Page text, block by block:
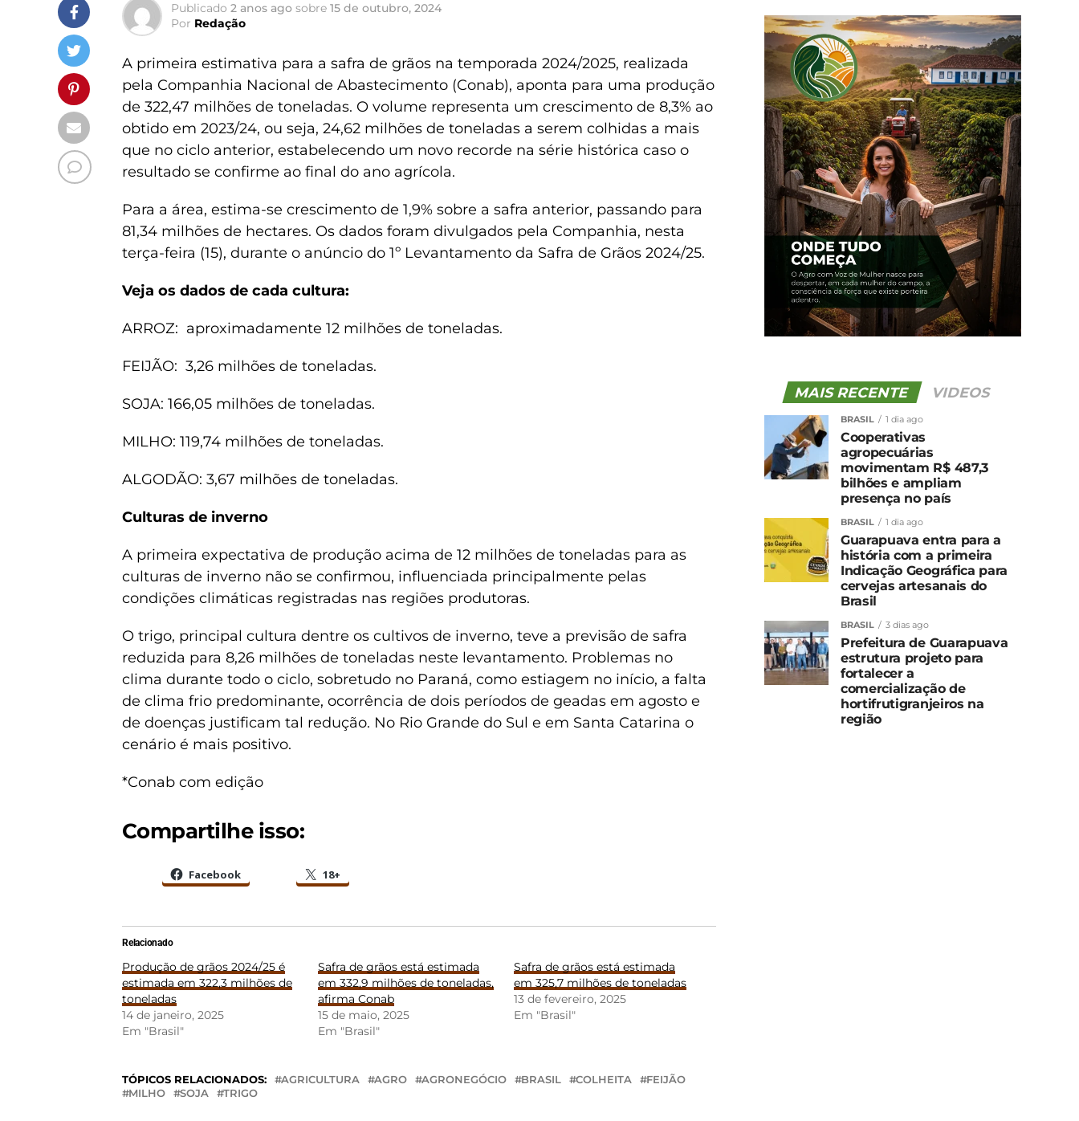
Publicado 2 anos ago sobre 15 de outubro, 2024
Por Redação
A primeira estimativa para a safra de grãos na temporada 2024/2025, realizada
pela Companhia Nacional de Abastecimento (Conab), aponta para uma produção
de 322,47 milhões de toneladas. O volume representa um crescimento de 8,3% ao
obtido em 2023/24, ou seja, 24,62 milhões de toneladas a serem colhidas a mais
que no ciclo anterior, estabelecendo um novo recorde na série histórica caso o
resultado se confirme ao final do ano agrícola.
Para a área, estima-se crescimento de 1,9% sobre a safra anterior, passando para
81,34 milhões de hectares. Os dados foram divulgados pela Companhia, nesta
terça-feira (15), durante o anúncio do 1º Levantamento da Safra de Grãos 2024/25.
Veja os dados de cada cultura:
ARROZ: aproximadamente 12 milhões de toneladas.
FEIJÃO: 3,26 milhões de toneladas.
SOJA: 166,05 milhões de toneladas.
MILHO: 119,74 milhões de toneladas.
ALGODÃO: 3,67 milhões de toneladas.
Culturas de inverno
A primeira expectativa de produção acima de 12 milhões de toneladas para as
culturas de inverno não se confirmou, influenciada principalmente pelas
condições climáticas registradas nas regiões produtoras.
O trigo, principal cultura dentre os cultivos de inverno, teve a previsão de safra
reduzida para 8,26 milhões de toneladas neste levantamento. Problemas no
clima durante todo o ciclo, sobretudo no Paraná, como estiagem no início, a falta
de clima frio predominante, ocorrência de dois períodos de geadas em agosto e
de doenças justificam tal redução. No Rio Grande do Sul e em Santa Catarina o
cenário é mais positivo.
*Conab com edição
Compartilhe isso:
Facebook 18+
Relacionado
Produção de grãos 2024/25 é
estimada em 322,3 milhões de
toneladas
14 de janeiro, 2025
Em "Brasil"
Safra de grãos está estimada
em 332,9 milhões de toneladas,
afirma Conab
15 de maio, 2025
Em "Brasil"
Safra de grãos está estimada
em 325,7 milhões de toneladas
13 de fevereiro, 2025
Em "Brasil"
TÓPICOS RELACIONADOS: AGRICULTURA AGRO AGRONEGÓCIO BRASIL COLHEITA
FEIJÃO
MILHO
SOJA TRIGO
MAIS RECENTE VIDEOS
BRASIL 1 dia ago
Cooperativas
agropecuárias
movimentam R$ 487,3
bilhões e ampliam
presença no país
BRASIL 1 dia ago
Guarapuava entra para a
história com a primeira
Indicação Geográfica para
cervejas artesanais do
Brasil
BRASIL 3 dias ago
Prefeitura de Guarapuava
estrutura projeto para
fortalecer a
comercialização de
hortifrutigranjeiros na
região